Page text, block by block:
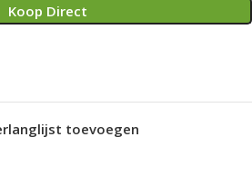
Koop Direct
toevoegen